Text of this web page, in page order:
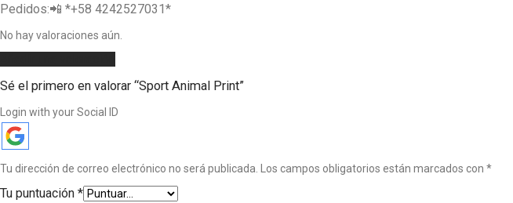
Pedidos:📲 *‪+58 4242527031‬*
No hay valoraciones aún.
Sé el primero en valorar “Sport Animal Print”
Login with your Social ID
Tu dirección de correo electrónico no será publicada. Los campos obligatorios están marcados con *
Tu puntuación *